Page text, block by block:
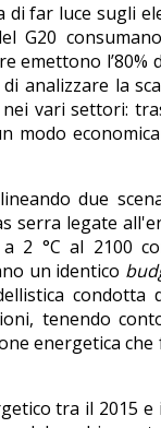
di far luce sugli
G20 consumano
emettono l’80%
analizzare la
vari settori:
modo
due
serra legate
2 °C al 2100
un identico
condotta
tenendo
energetica che
tra il 2015 e